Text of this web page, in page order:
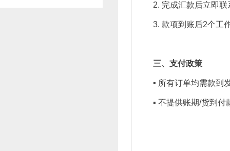
2. 完成汇款后立即
3. 款项到账后2个工
三、支付政策
▪ 所有订单均需款到
▪ 不提供账期/货到付